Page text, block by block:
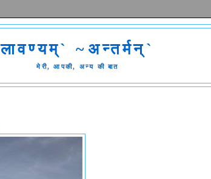
लावण्यम्` ~अन्तर्मन्`
मेरी, आपकी, अन्य की बात